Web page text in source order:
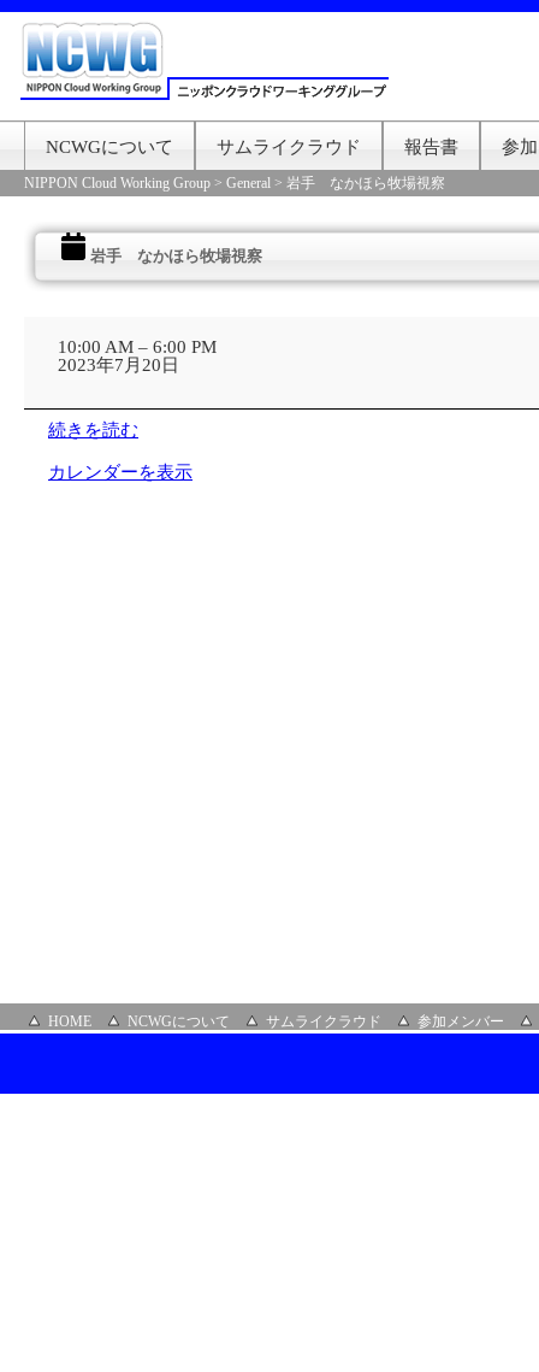
NCWGについて サムライクラウド 報告書 参
NIPPON Cloud Working Group > General > 岩手 なかほら牧場視察
岩手 なかほら牧場視察
手10:00 AM – 6:00 PM
2023年7月20日
続きを読む
カレンダーを表示
HOME NCWGについて サムライクラウド 参加メンバー